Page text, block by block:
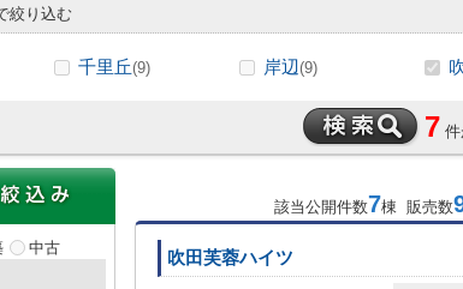
絞り込む
千里丘(9) 岸辺(9)
7 件
該当公開件数7棟 販売数
吹田芙蓉ハイツ
中古